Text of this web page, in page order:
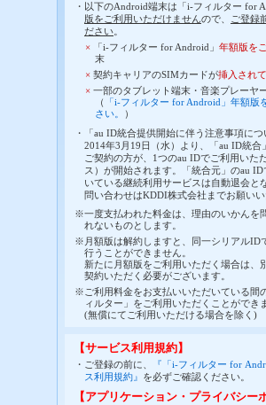
・以下のAndroid端末は「i-フィルター for
版をご利用いただけませんので、
ご登録
ださい
×「i-フィルター for Android」 年額版を
末
×契約キャリアのSIMカードが挿入され
×一部のタブレット端末・音楽プレーヤ
（
「i-フィルター for Android」年額版
さい。
）
・「au ID統合提供開始に伴う注意事項につ
2014年3月19日（水）より、「au ID統合
ご契約の方が、1つのau IDでご利用いた
ス）が開始されます。「統合元」のau
いている継続利用サービスは自動退会と
問い合わせはKDDI株式会社までお願いい
※一度支払われた料金は、理由のいかんを
れないものとします。
※月額版は解約しますと、同一シリアルID
行うことができません。
新たに月額版をご利用いただく場合は、
契約いただく必要がございます。
※ご利用料金をお支払いいただいている間
ィルター」をご利用いただくことができ
(無償にてご利用いただける場合を除く)
【サービス利用規約】
・ご登録の前に、
『「i-フィルター for
ス利用規約』 を必ずご確認ください。
【アプリケーション・プライバシー